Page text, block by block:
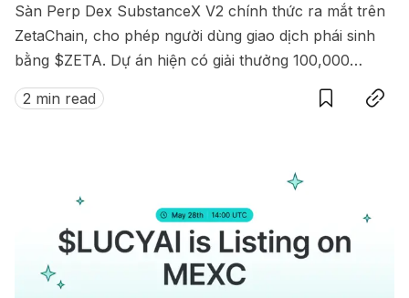
Sàn Perp Dex SubstanceX V2 chính thức ra mắt trên
ZetaChain, cho phép người dùng giao dịch phái sinh
bằng $ZETA. Dự án hiện có giải thưởng 100,000
$ZETA diễn ra từ 8 đến 15/07/2025.
2 min read
SaveCopy link